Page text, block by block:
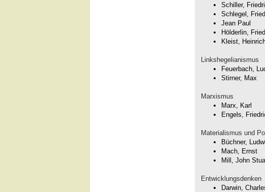
Schiller,
Schlegel,
Jean Paul
Hölderlin,
Kleist,
Linkshegelianismus
Feuerbach,
Stirner, Max
Marxismus
Marx, Karl
Engels,
Materialismus und
Büchner,
Mach, Ernst
Mill, John
Entwicklungsdenken
Darwin,